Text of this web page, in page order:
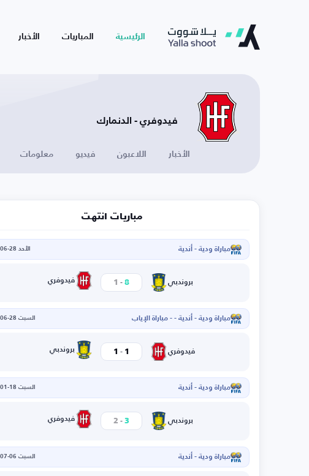
الرئيسية المباريات الأخبار
فيدوفري - الدنمارك
الأخبار اللاعبون فيديو معلومات
مباريات انتهت
مباراة ودية - أندية الأحد 28-06-2026
بروندبي 8
-
1 فيدوفري
مباراة ودية - أندية - - مباراة الإياب السبت 28-06-2025
فيدوفري 1
-
1 بروندبي
مباراة ودية - أندية السبت 18-01-2025
بروندبي 3
-
2 فيدوفري
مباراة ودية - أندية السبت 06-07-2024